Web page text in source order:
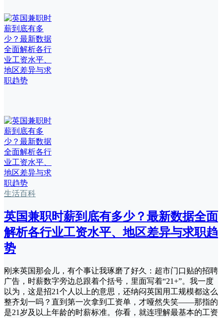
生活百科
英国兼职时薪到底有多少？最新数据全面
解析各行业工资水平、地区差异与求职趋
势
刚来英国那会儿，有个事让我琢磨了好久：超市门口贴的招聘
广告，时薪数字旁边总跟着个括号，里面写着“21+”。我一度
以为，这是招21个人以上的意思，还纳闷英国用工规模都这么
整齐划一吗？直到第一次拿到工资单，才哑然失笑——那指的
是21岁及以上年龄的时薪标准。你看，就连理解最基本的工资